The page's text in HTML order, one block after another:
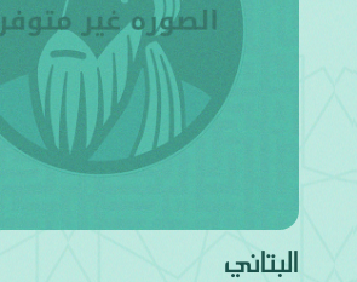
البتاني